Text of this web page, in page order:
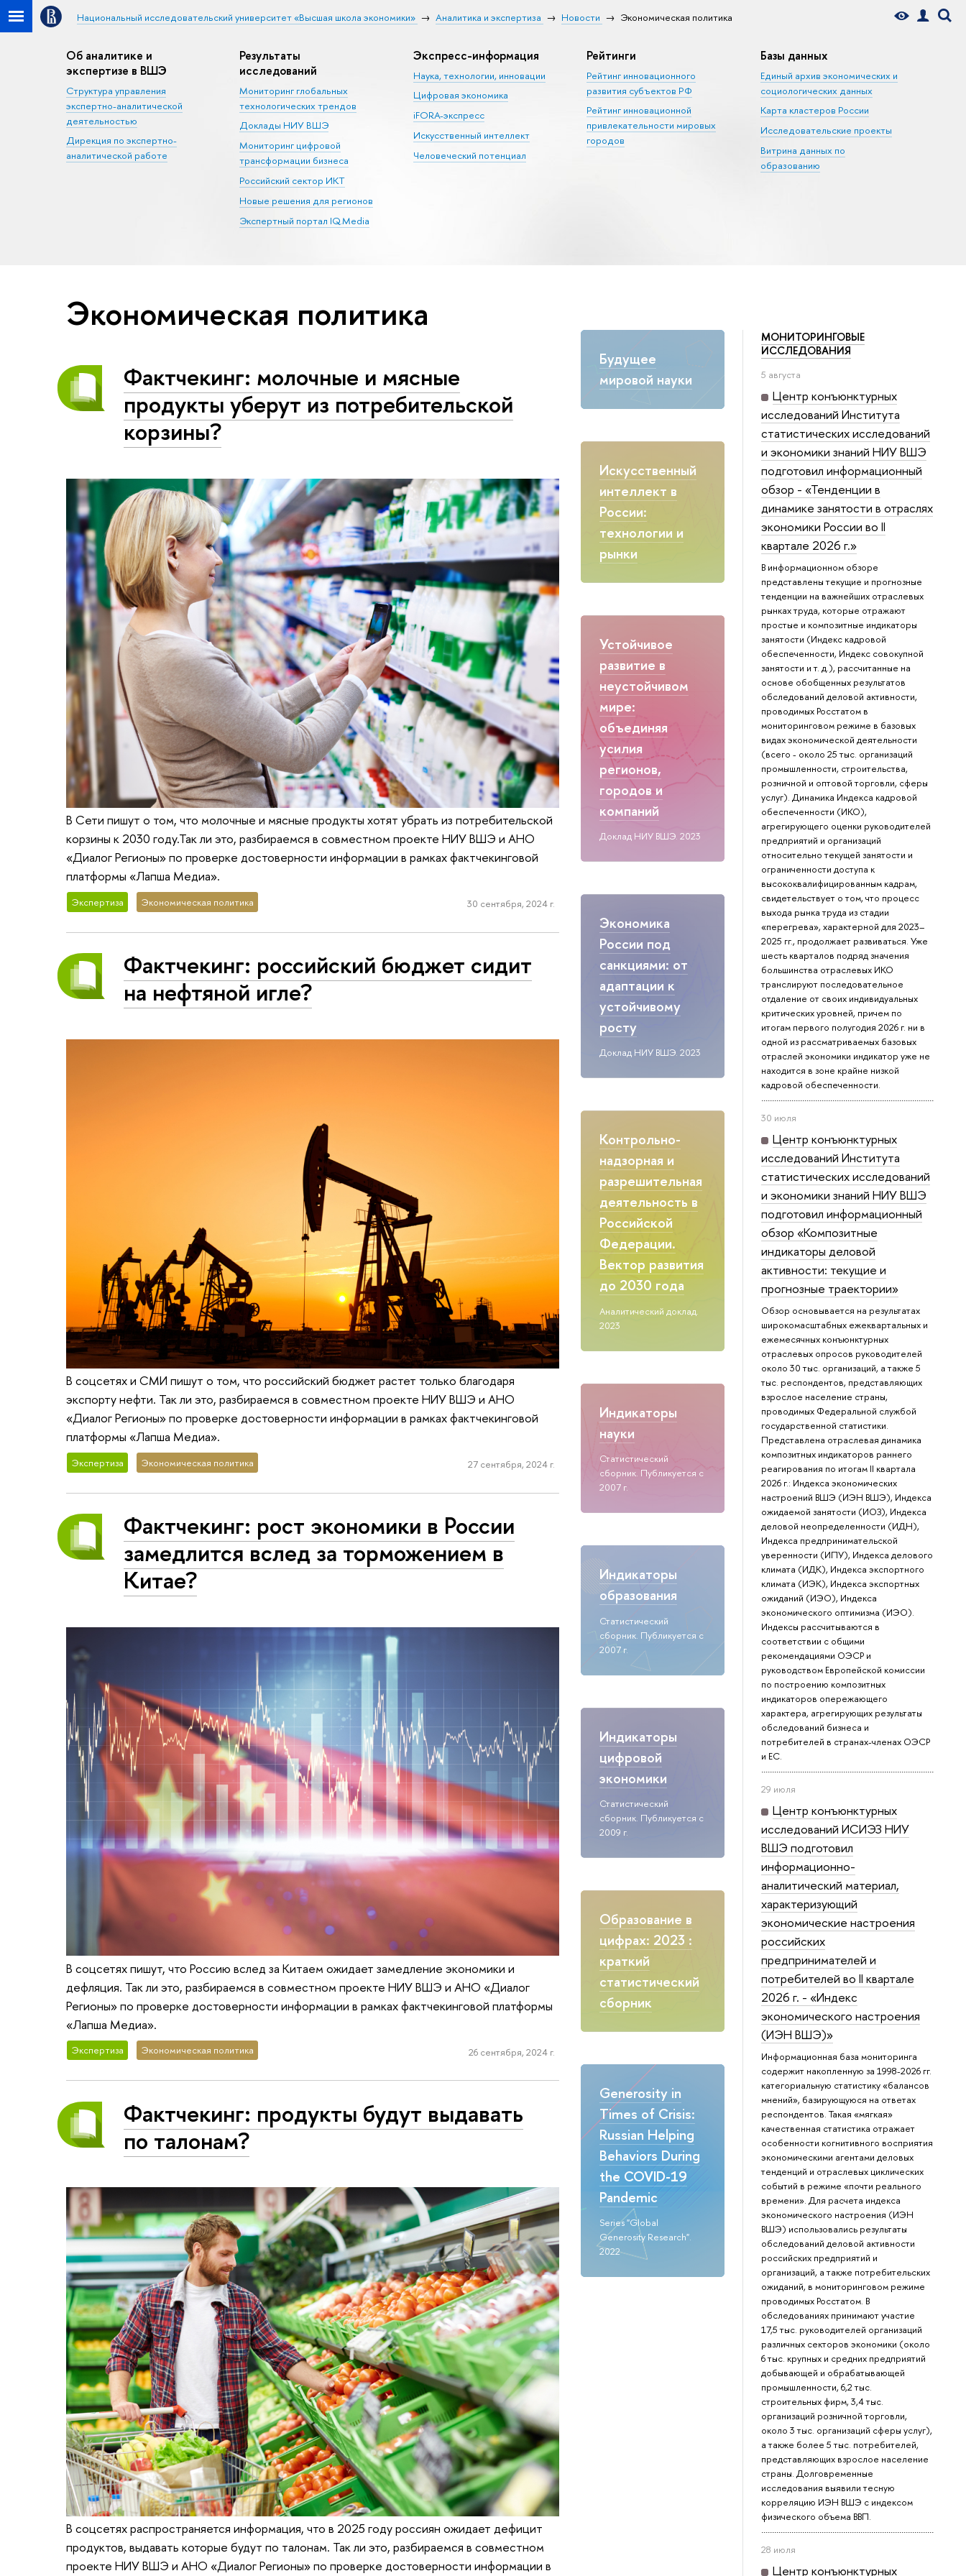
Национальный исследовательский университет «Высшая школа экономики» Аналитика и экспертиза Новости Экономическая политика
Об аналитике и
экспертизе в ВШЭ
Структура управления
экспертно-аналитической
деятельностью
Дирекция по экспертно-
аналитической работе
Результаты
исследований
Мониторинг глобальных
технологических трендов
Доклады НИУ ВШЭ
Мониторинг цифровой
трансформации бизнеса
Российский сектор ИКТ
Новые решения для регионов
Экспертный портал IQ.Media
Экспресс-информация
Наука, технологии, инновации
Цифровая экономика
iFORA-экспресс
Искусственный интеллект
Человеческий потенциал
Рейтинги
Рейтинг инновационного
развития субъектов РФ
Рейтинг инновационной
привлекательности мировых
городов
Базы данных
Единый архив экономических и
социологических данных
Карта кластеров России
Исследовательские проекты
Витрина данных по
образованию
Будущее
мировой науки
Искусственный
интеллект в
России:
технологии и
рынки
Устойчивое
развитие в
неустойчивом
мире:
объединяя
усилия
регионов,
городов и
компаний
Доклад НИУ ВШЭ. 2023
Экономика
России под
санкциями: от
адаптации к
устойчивому
росту
Доклад НИУ ВШЭ. 2023
Контрольно-
надзорная и
разрешительная
деятельность в
Российской
Федерации.
Вектор развития
до 2030 года
Аналитический доклад.
2023
Индикаторы
науки
Статистический
сборник. Публикуется с
2007 г.
Индикаторы
образования
Статистический
сборник. Публикуется с
2007 г.
Индикаторы
цифровой
экономики
Статистический
сборник. Публикуется с
2009 г.
Образование в
цифрах: 2023 :
краткий
статистический
сборник
Generosity in
Times of Crisis:
Russian Helping
Behaviors During
the COVID-19
Pandemic
Series "Global
Generosity Research".
2022
МОНИТОРИНГОВЫЕ
ИССЛЕДОВАНИЯ
5 августа
Центр конъюнктурных
исследований Института
статистических исследований
и экономики знаний НИУ ВШЭ
подготовил информационный
обзор - «Тенденции в
динамике занятости в отраслях
экономики России во II
квартале 2026 г.»
В информационном обзоре
представлены текущие и прогнозные
тенденции на важнейших отраслевых
рынках труда, которые отражают
простые и композитные индикаторы
занятости (Индекс кадровой
обеспеченности, Индекс совокупной
занятости и т. д.), рассчитанные на
основе обобщенных результатов
обследований деловой активности,
проводимых Росстатом в
мониторинговом режиме в базовых
видах экономической деятельности
(всего - около 25 тыс. организаций
промышленности, строительства,
розничной и оптовой торговли, сферы
услуг). Динамика Индекса кадровой
обеспеченности (ИКО),
агрегирующего оценки руководителей
предприятий и организаций
относительно текущей занятости и
ограниченности доступа к
высококвалифицированным кадрам,
свидетельствует о том, что процесс
выхода рынка труда из стадии
«перегрева», характерной для 2023–
2025 гг., продолжает развиваться. Уже
шесть кварталов подряд значения
большинства отраслевых ИКО
транслируют последовательное
отдаление от своих индивидуальных
критических уровней, причем по
итогам первого полугодия 2026 г. ни в
одной из рассматриваемых базовых
отраслей экономики индикатор уже не
находится в зоне крайне низкой
кадровой обеспеченности.
30 июля
Центр конъюнктурных
исследований Института
статистических исследований
и экономики знаний НИУ ВШЭ
подготовил информационный
обзор «Композитные
индикаторы деловой
активности: текущие и
прогнозные траектории»
Обзор основывается на результатах
широкомасштабных ежеквартальных и
ежемесячных конъюнктурных
отраслевых опросов руководителей
около 30 тыс. организаций, а также 5
тыс. респондентов, представляющих
взрослое население страны,
проводимых Федеральной службой
государственной статистики.
Представлена отраслевая динамика
композитных индикаторов раннего
реагирования по итогам II квартала
2026 г.: Индекса экономических
настроений ВШЭ (ИЭН ВШЭ), Индекса
ожидаемой занятости (ИОЗ), Индекса
деловой неопределенности (ИДН),
Индекса предпринимательской
уверенности (ИПУ), Индекса делового
климата (ИДК), Индекса экспортного
климата (ИЭК), Индекса экспортных
ожиданий (ИЭО), Индекса
экономического оптимизма (ИЭО).
Индексы рассчитываются в
соответствии с общими
рекомендациями ОЭСР и
руководством Европейской комиссии
по построению композитных
индикаторов опережающего
характера, агрегирующих результаты
обследований бизнеса и
потребителей в странах-членах ОЭСР
и ЕС.
29 июля
Центр конъюнктурных
исследований ИСИЭЗ НИУ
ВШЭ подготовил
информационно-
аналитический материал,
характеризующий
экономические настроения
российских
предпринимателей и
потребителей во II квартале
2026 г. - «Индекс
экономического настроения
(ИЭН ВШЭ)»
Информационная база мониторинга
содержит накопленную за 1998-2026 гг.
категориальную статистику «балансов
мнений», базирующуюся на ответах
респондентов. Такая «мягкая»
качественная статистика отражает
особенности когнитивного восприятия
экономическими агентами деловых
тенденций и отраслевых циклических
событий в режиме «почти реального
времени». Для расчета индекса
экономического настроения (ИЭН
ВШЭ) использовались результаты
обследований деловой активности
российских предприятий и
организаций, а также потребительских
ожиданий, в мониторинговом режиме
проводимых Росстатом. В
обследованиях принимают участие
17,5 тыс. руководителей организаций
различных секторов экономики (около
6 тыс. крупных и средних предприятий
добывающей и обрабатывающей
промышленности, 6,2 тыс.
строительных фирм, 3,4 тыс.
организаций розничной торговли,
около 3 тыс. организаций сферы услуг),
а также более 5 тыс. потребителей,
представляющих взрослое население
страны. Долговременные
исследования выявили тесную
корреляцию ИЭН ВШЭ с индексом
физического объема ВВП.
28 июля
Центр конъюнктурных
Экономическая политика
Фактчекинг: молочные и мясные
продукты уберут из потребительской
корзины?
В Сети пишут о том, что молочные и мясные продукты хотят убрать из потребительской
корзины к 2030 году.Так ли это, разбираемся в совместном проекте НИУ ВШЭ и АНО
«Диалог Регионы» по проверке достоверности информации в рамках фактчекинговой
платформы «Лапша Медиа».
Экспертиза Экономическая политика 30 сентября, 2024 г.
Фактчекинг: российский бюджет сидит
на нефтяной игле?
В соцсетях и СМИ пишут о том, что российский бюджет растет только благодаря
экспорту нефти. Так ли это, разбираемся в совместном проекте НИУ ВШЭ и АНО
«Диалог Регионы» по проверке достоверности информации в рамках фактчекинговой
платформы «Лапша Медиа».
Экспертиза Экономическая политика 27 сентября, 2024 г.
Фактчекинг: рост экономики в России
замедлится вслед за торможением в
Китае?
В соцсетях пишут, что Россию вслед за Китаем ожидает замедление экономики и
дефляция. Так ли это, разбираемся в совместном проекте НИУ ВШЭ и АНО «Диалог
Регионы» по проверке достоверности информации в рамках фактчекинговой платформы
«Лапша Медиа».
Экспертиза Экономическая политика 26 сентября, 2024 г.
Фактчекинг: продукты будут выдавать
по талонам?
В соцсетях распространяется информация, что в 2025 году россиян ожидает дефицит
продуктов, выдавать которые будут по талонам. Так ли это, разбираемся в совместном
проекте НИУ ВШЭ и АНО «Диалог Регионы» по проверке достоверности информации в